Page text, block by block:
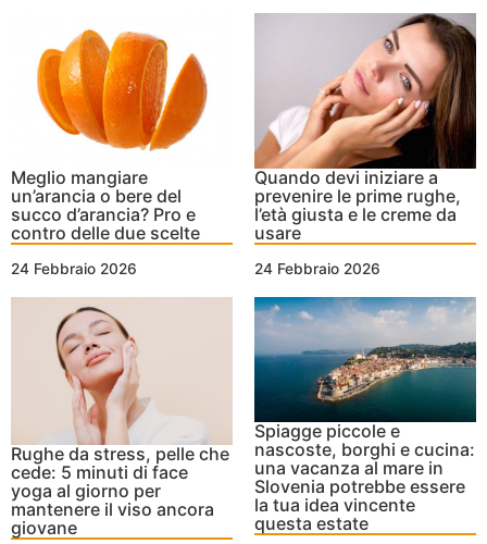
Meglio mangiare
un’arancia o bere del
succo d’arancia? Pro e
contro delle due scelte
24 Febbraio 2026
Quando devi iniziare a
prevenire le prime rughe,
l’età giusta e le creme da
usare
24 Febbraio 2026
Rughe da stress, pelle che
cede: 5 minuti di face
yoga al giorno per
mantenere il viso ancora
giovane
Spiagge piccole e
nascoste, borghi e cucina:
una vacanza al mare in
Slovenia potrebbe essere
la tua idea vincente
questa estate